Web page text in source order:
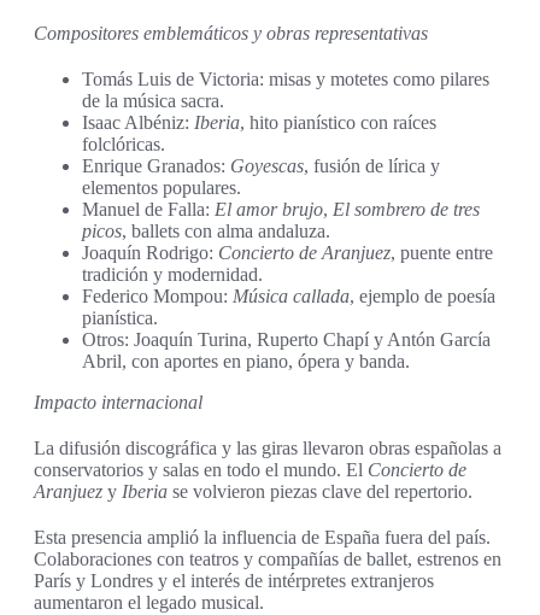
Compositores emblemáticos y obras representativas
Tomás Luis de Victoria: misas y motetes como pilares
de la música sacra.
Isaac Albéniz: Iberia, hito pianístico con raíces
folclóricas.
Enrique Granados: Goyescas, fusión de lírica y
elementos populares.
Manuel de Falla: El amor brujo, El sombrero de tres
picos, ballets con alma andaluza.
Joaquín Rodrigo: Concierto de Aranjuez, puente entre
tradición y modernidad.
Federico Mompou: Música callada, ejemplo de poesía
pianística.
Otros: Joaquín Turina, Ruperto Chapí y Antón García
Abril, con aportes en piano, ópera y banda.
Impacto internacional
La difusión discográfica y las giras llevaron obras españolas a
conservatorios y salas en todo el mundo. El Concierto de
Aranjuez y Iberia se volvieron piezas clave del repertorio.
Esta presencia amplió la influencia de España fuera del país.
Colaboraciones con teatros y compañías de ballet, estrenos en
París y Londres y el interés de intérpretes extranjeros
aumentaron el legado musical.